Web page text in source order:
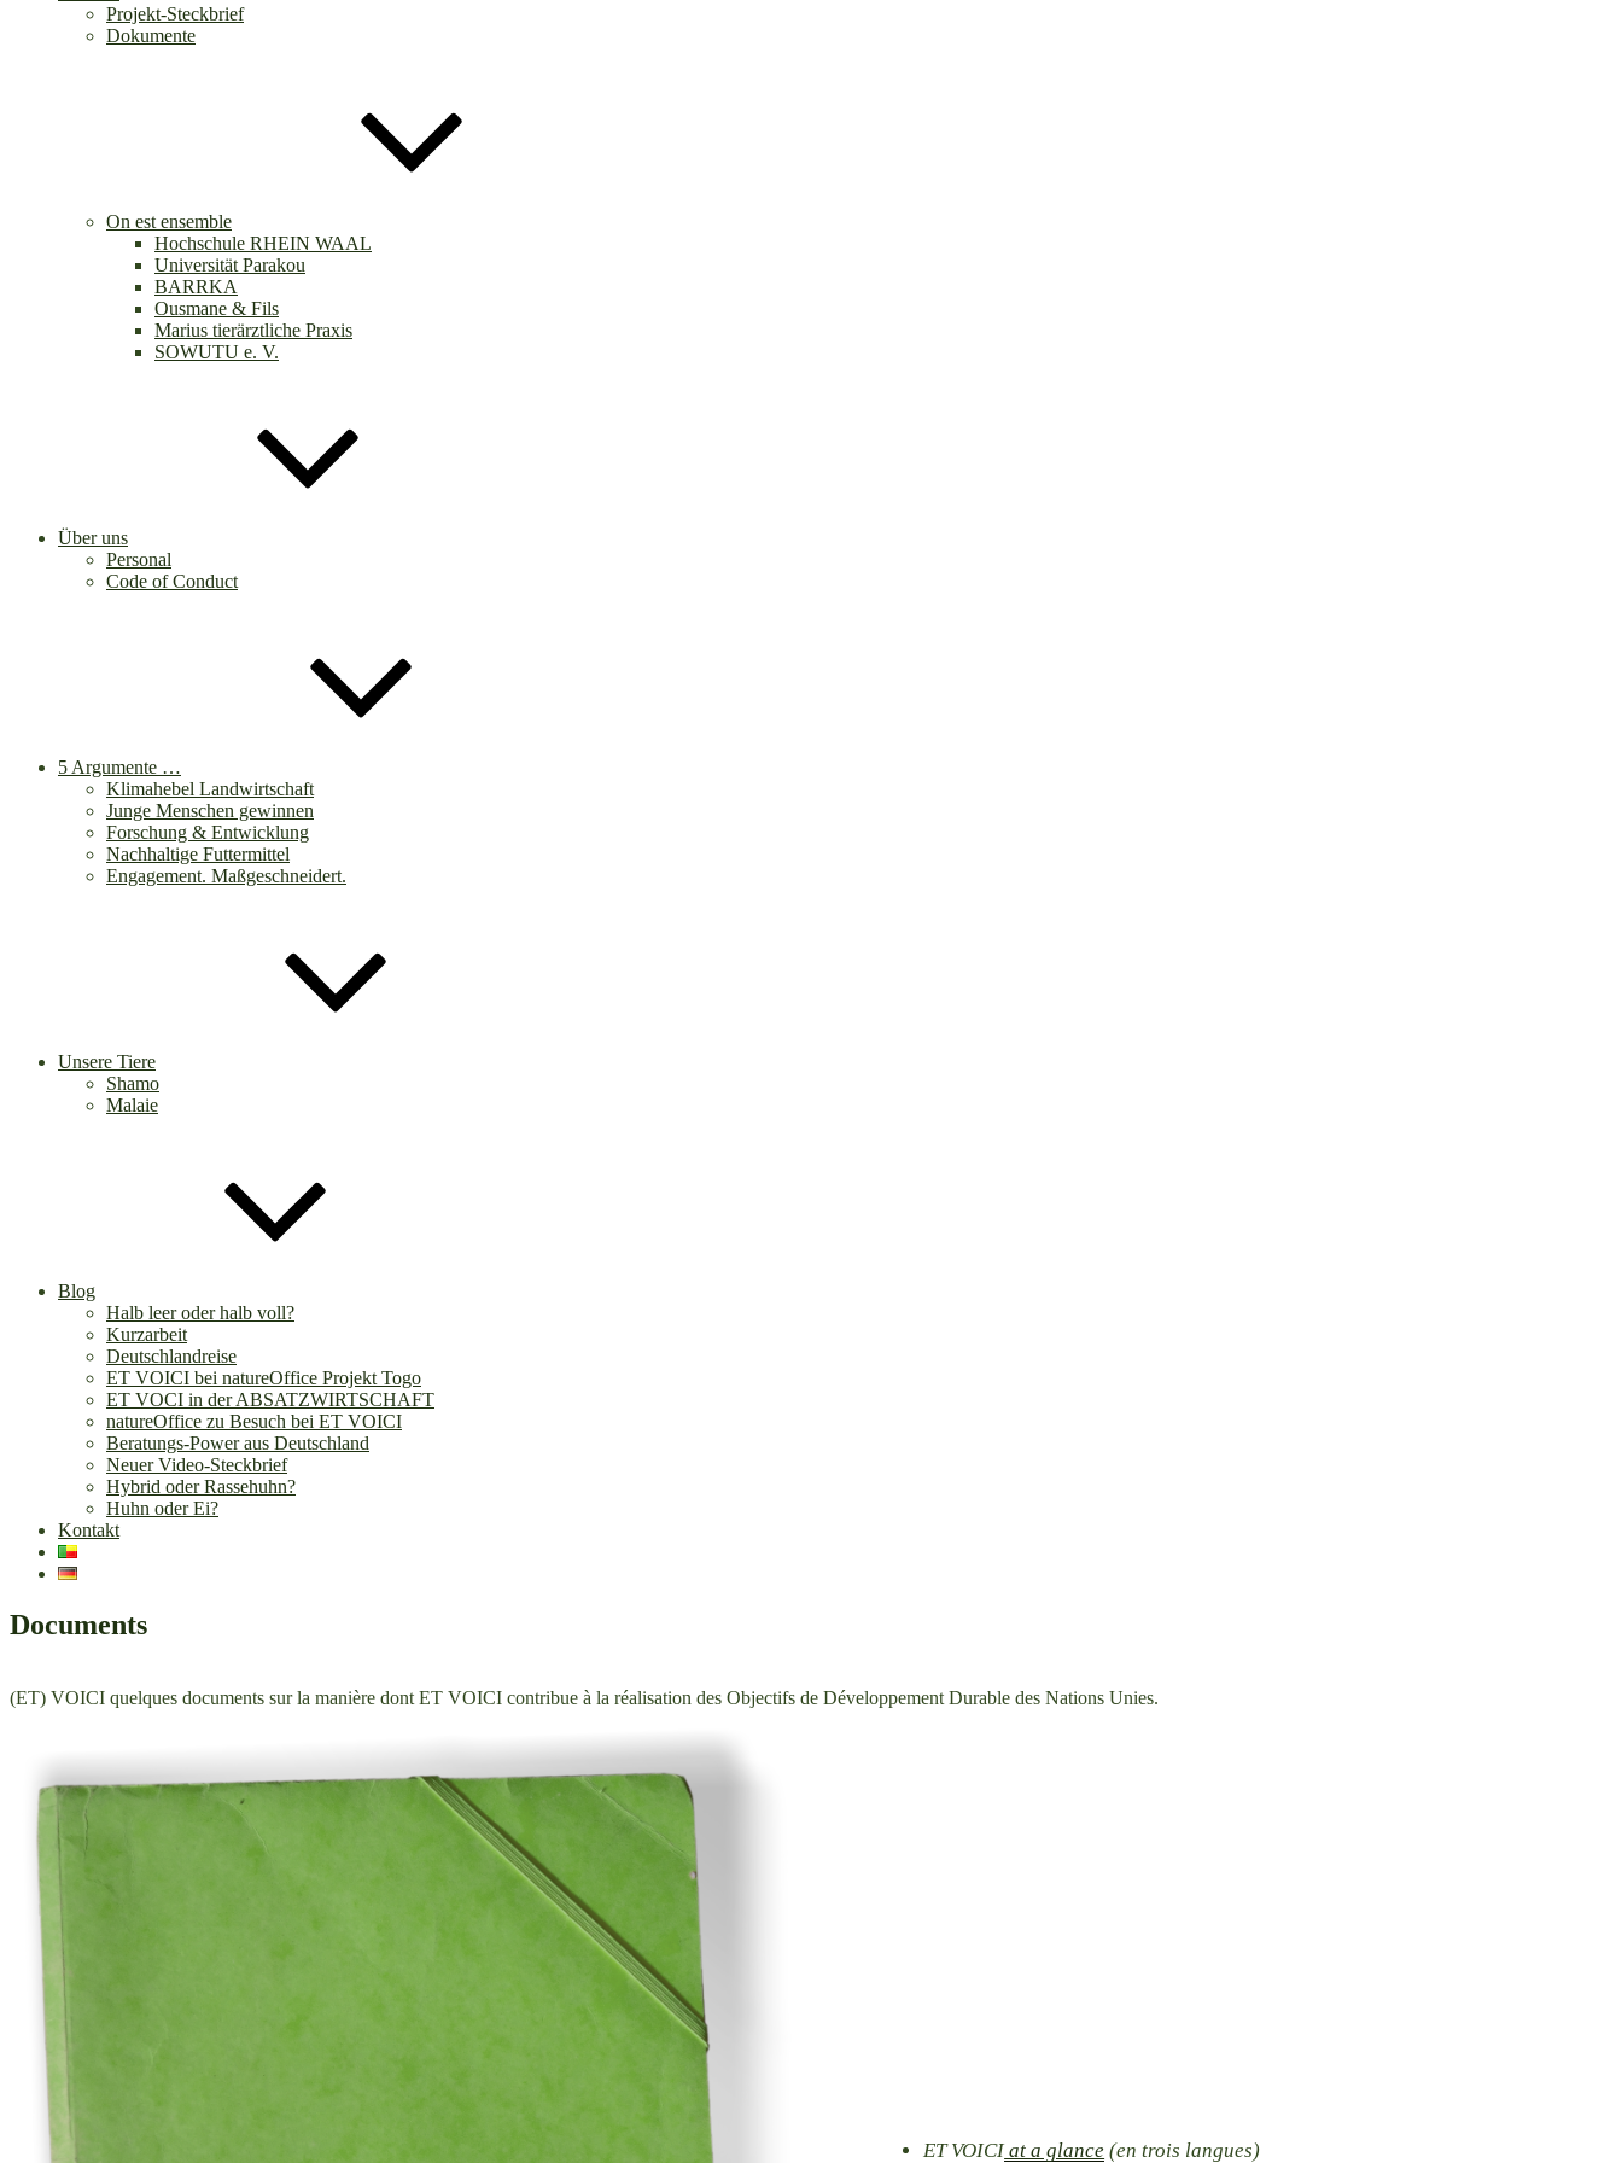
Projekt-Steckbrief
Dokumente
On est ensemble
Hochschule RHEIN WAAL
Universität Parakou
BARRKA
Ousmane & Fils
Marius tierärztliche Praxis
SOWUTU e. V.
Über uns
Personal
Code of Conduct
5 Argumente …
Klimahebel Landwirtschaft
Junge Menschen gewinnen
Forschung & Entwicklung
Nachhaltige Futtermittel
Engagement. Maßgeschneidert.
Unsere Tiere
Shamo
Malaie
Blog
Halb leer oder halb voll?
Kurzarbeit
Deutschlandreise
ET VOICI bei natureOffice Projekt Togo
ET VOCI in der ABSATZWIRTSCHAFT
natureOffice zu Besuch bei ET VOICI
Beratungs-Power aus Deutschland
Neuer Video-Steckbrief
Hybrid oder Rassehuhn?
Huhn oder Ei?
Kontakt
Documents
(ET) VOICI quelques documents sur la manière dont ET VOICI contribue à la réalisation des Objectifs de Développement Durable des Nations Unies.
ET VOICIat a glance (en trois langues)